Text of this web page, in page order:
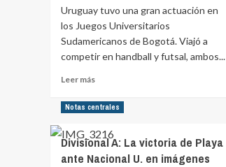
Uruguay tuvo una gran actuación en
los Juegos Universitarios
Sudamericanos de Bogotá. Viajó a
competir en handball y futsal, ambos...
Leer más
sobre
se
colgó
dos
Notas centrales
Divisional A: La victoria de Playa
ante Nacional U. en imágenes